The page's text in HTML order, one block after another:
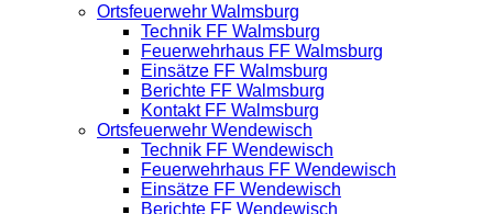
Ortsfeuerwehr Walmsburg
Technik FF Walmsburg
Feuerwehrhaus FF Walmsburg
Einsätze FF Walmsburg
Berichte FF Walmsburg
Kontakt FF Walmsburg
Ortsfeuerwehr Wendewisch
Technik FF Wendewisch
Feuerwehrhaus FF Wendewisch
Einsätze FF Wendewisch
Berichte FF Wendewisch